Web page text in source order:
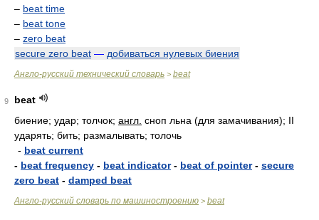
– beat time
– beat tone
– zero beat
secure zero beat — добиваться нулевых биения
Англо-русский технический словарь > beat
9
beat
биение; удар; толчок; англ. сноп льна (для замачивания); II
ударять; бить; размалывать; толочь
- beat current
- beat frequency - beat indicator- beat of pointer- secure
zero beat - damped beat
Англо-русский словарь по машиностроению > beat